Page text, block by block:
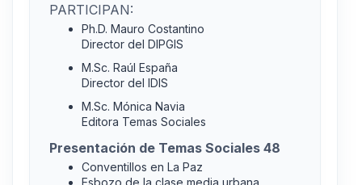
PARTICIPAN:
Ph.D. Mauro Costantino
Director del DIPGIS
M.Sc. Raúl España
Director del IDIS
M.Sc. Mónica Navia
Editora Temas Sociales
Presentación de Temas Sociales 48
Conventillos en La Paz
Esbozo de la clase media urbana